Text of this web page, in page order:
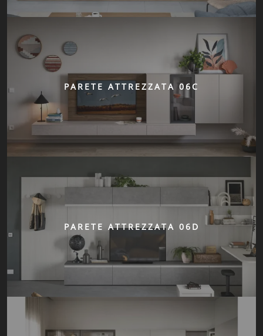
PARETE ATTREZZATA 06C
PARETE ATTREZZATA 06D